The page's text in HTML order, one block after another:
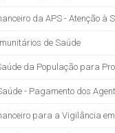
da APS - Atenção à
de Saúde
da População para
- Pagamento dos
para a Vigilância